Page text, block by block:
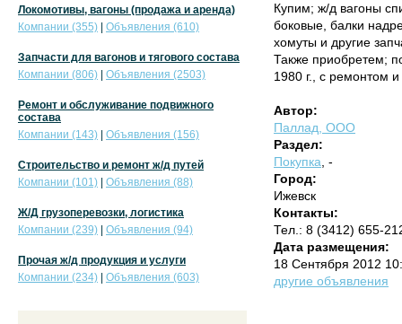
Купим; ж/д вагоны
боковые, балки
хомуты и другие
Также приобретем;
1980 г., с ремонтом и
Автор:
Паллад, ООО
Раздел:
Покупка , -
Город:
Ижевск
Контакты:
Тел.: 8 (3412) 655-
Дата размещения:
18 Сентября 2012
другие объявления
Локомотивы, вагоны (продажа и аренда)
Компании (355)
Объявления (610)
Запчасти для вагонов и тягового состава
Компании (806)
Объявления (2503)
Ремонт и обслуживание подвижного
состава
Компании (143)
Объявления (156)
Строительство и ремонт ж/д путей
Компании (101)
Объявления (88)
Ж/Д грузоперевозки, логистика
Компании (239)
Объявления (94)
Прочая ж/д продукция и услуги
Компании (234)
Объявления (603)